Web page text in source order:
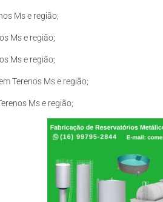
Ms e região;
Ms e região;
Ms e região;
Terenos Ms e região;
Ms e região;